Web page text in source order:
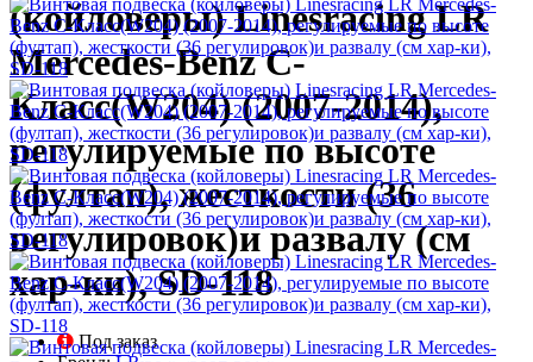
(койловеры) Linesracing LR
Mercedes-Benz C-
Класс(W204) (2007-2014),
регулируемые по высоте
(фултап), жесткости (36
регулировок)и развалу (см
хар-ки), SD-118
Под заказ